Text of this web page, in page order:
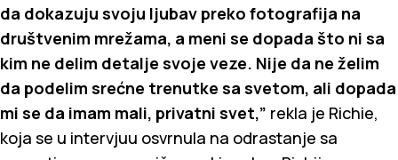
da dokazuju svoju ljubav preko fotografija na
društvenim mrežama, a meni se dopada što ni sa
kim ne delim detalje svoje veze. Nije da ne želim
da podelim srećne trenutke sa svetom, ali dopada
mi se da imam mali, privatni svet,” rekla je Richie,
koja se u intervjuu osvrnula na odrastanje sa